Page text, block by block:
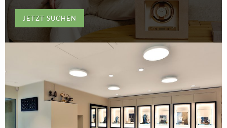
JETZT SUCHEN